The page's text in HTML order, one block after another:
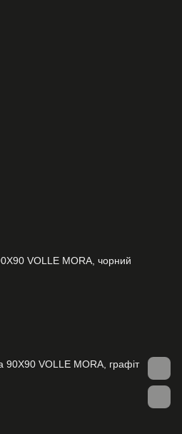
VOLLE MORA, чорний